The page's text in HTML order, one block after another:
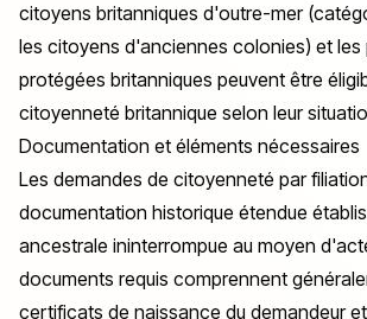
citoyens britanniques d'outre-mer
les citoyens d'anciennes colonies) et les
protégées britanniques peuvent être
citoyenneté britannique selon leur
Documentation et éléments nécessaires
Les demandes de citoyenneté par
documentation historique étendue
ancestrale ininterrompue au moyen
documents requis comprennent
certificats de naissance du demandeur